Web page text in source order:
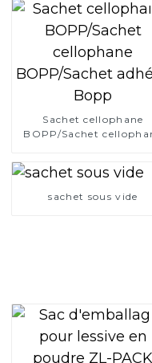
Sachet cellophane
BOPP/Sachet
sachet sous vide